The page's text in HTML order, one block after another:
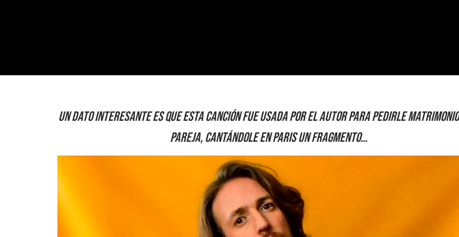
Un dato interesante es que esta canción fue usada por el autor para pedirle
pareja, cantándole en Paris un fragmento…